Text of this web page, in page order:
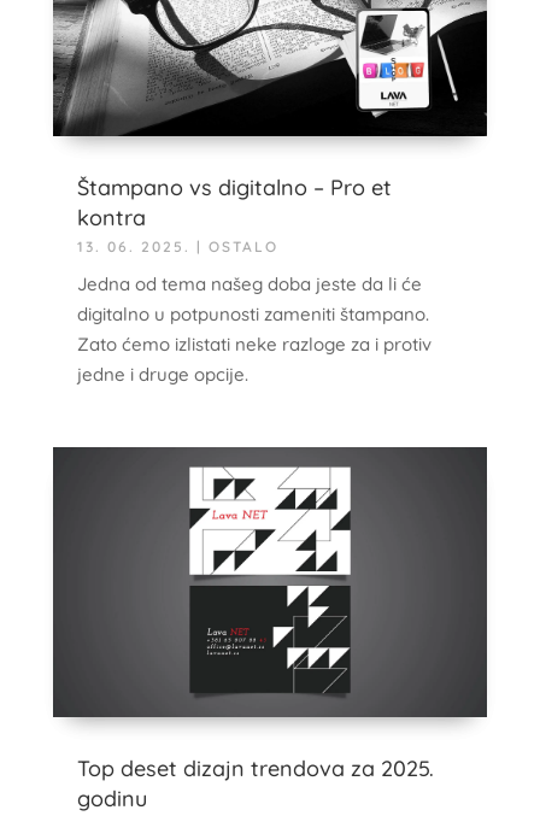
Štampano vs digitalno – Pro et
kontra
13. 06. 2025. | OSTALO
Jedna od tema našeg doba jeste da li će
digitalno u potpunosti zameniti štampano.
Zato ćemo izlistati neke razloge za i protiv
jedne i druge opcije.
Top deset dizajn trendova za 2025.
godinu